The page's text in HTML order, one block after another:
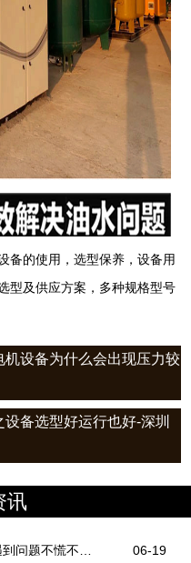
备的使用，选型保养，设备用
型及供应方案，多种规格型号
设备为什么会出现压力较
备选型好运行也好-深圳
讯
问题不慌不忙 06-19